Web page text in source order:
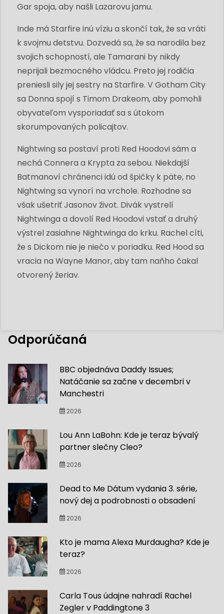
Gar spoja, aby našli Lazarovu jamu.
Inde má Starfire inú víziu a skončí tak, že sa vráti
k svojmu detstvu. Dozvedá sa, že sa narodila bez
svojich schopností, ale Tamarani by nikdy
neprijali bezmocného vládcu. Preto jej rodičia
preniesli sily jej sestry na Starfire. V Gotham City
sa Donna spojí s Timom Drakeom, aby pomohli
obyvateľom vysporiadať sa s útokom
skorumpovaných policajtov.
Nightwing sa postaví proti Red Hoodovi sám a
nechá Connera a Krypta za sebou. Niekdajší
Batmanoví chránenci idú od špičky k päte, no
Nightwing sa vynorí na vrchole. Rozhodne sa
však ušetriť Jasonov život. Divák vystrelí
Nightwinga a dovolí Red Hoodovi vstať a druhý
výstrel zasiahne Nightwinga do krku. Rachel cíti,
že s Dickom nie je niečo v poriadku. Red Hood sa
vracia na Wayne Manor, aby tam naňho čakal
otvorený žeriav.
Odporúčaná
BBC objednáva Daddy Issues;
Natáčanie sa začne v decembri v
Manchestri
2026
Lou Ann LaBohn: Kde je teraz bývalý
partner slečny Cleo?
2026
Dead to Me Dátum vydania 3. série,
nový dej a podrobnosti o obsadení
2026
Kto je mama Alexa Murdaugha? Kde je
teraz?
2026
Carla Tous údajne nahradí Rachel
Zegler v Paddingtone 3